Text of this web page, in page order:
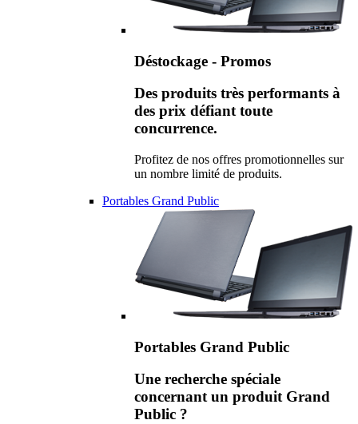
Déstockage - Promos
Des produits très performants à
des prix défiant toute
concurrence.
Profitez de nos offres promotionnelles sur
un nombre limité de produits.
Portables Grand Public
Portables Grand Public
Une recherche spéciale
concernant un produit Grand
Public ?